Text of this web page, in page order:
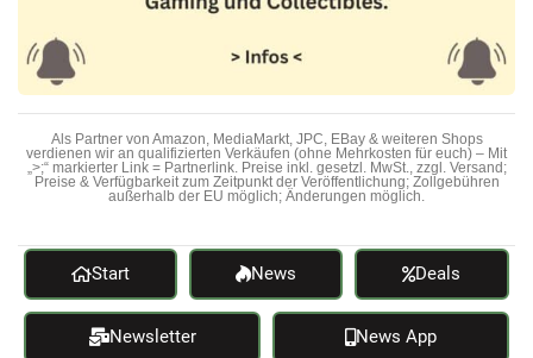
Als Partner von Amazon, MediaMarkt, JPC, EBay & weiteren Shops
verdienen wir an qualifizierten Verkäufen (ohne Mehrkosten für euch) – Mit
„>;“ markierter Link = Partnerlink. Preise inkl. gesetzl. MwSt., zzgl. Versand;
Preise & Verfügbarkeit zum Zeitpunkt der Veröffentlichung; Zollgebühren
außerhalb der EU möglich; Änderungen möglich.
Start News Deals
Newsletter News App